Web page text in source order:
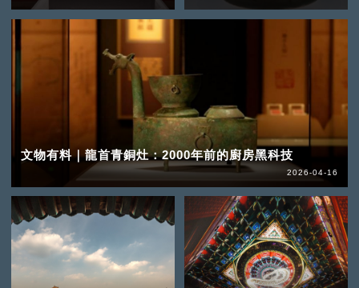
文物有料｜龍首青銅灶：2000年前的廚房黑科技
2026-04-16